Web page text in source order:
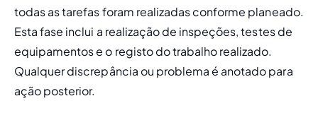
todas as tarefas foram realizadas conforme planeado.
Esta fase inclui a realização de inspeções, testes de
equipamentos e o registo do trabalho realizado.
Qualquer discrepância ou problema é anotado para
ação posterior.